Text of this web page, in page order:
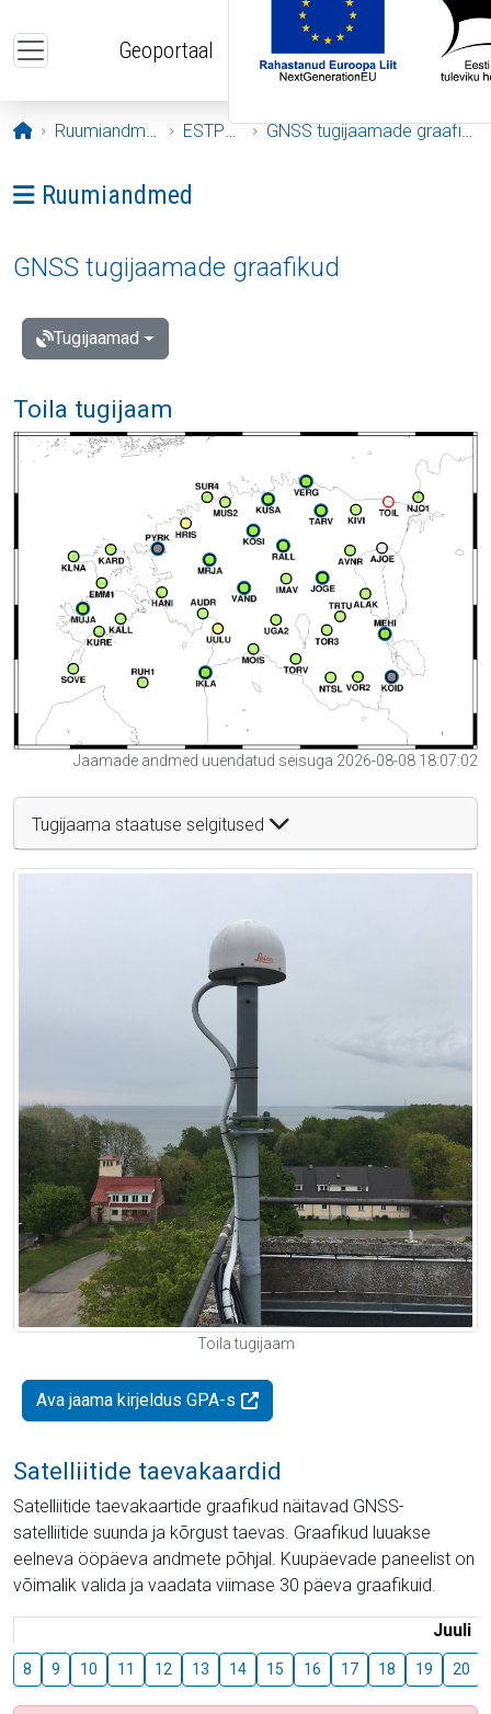
Geoportaal
Avaleht
Ruumiandmed ESTPOS GNSS tugijaamade graafikud
Ava menüü: Ruumiandmed
Ruumiandmed
GNSS tugijaamade graafikud
Tugijaamad
Toila tugijaam
Jaamade andmed uuendatud seisuga 2026-08-08 18:07:02
Tugijaama staatuse selgitused
Toila tugijaam
Ava jaama kirjeldus GPA-s
Satelliitide taevakaardid
Satelliitide taevakaartide graafikud näitavad GNSS-
satelliitide suunda ja kõrgust taevas. Graafikud luuakse
eelneva ööpäeva andmete põhjal. Kuupäevade paneelist on
võimalik valida ja vaadata viimase 30 päeva graafikuid.
Juuli
8 9 10 11 12 13 14 15 16 17 18 19 20